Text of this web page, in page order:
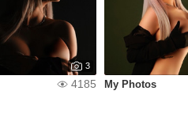
3
4185 My Photos